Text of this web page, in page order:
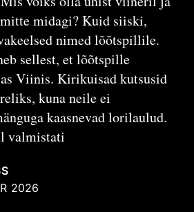
midagi? Kuid siiski,
nimed lõõtspillile.
sellest, et lõõtspille
Viinis. Kirikuisad kutsusid
kuna neile ei
kaasnevad lorilaulud.
valmistati
2026